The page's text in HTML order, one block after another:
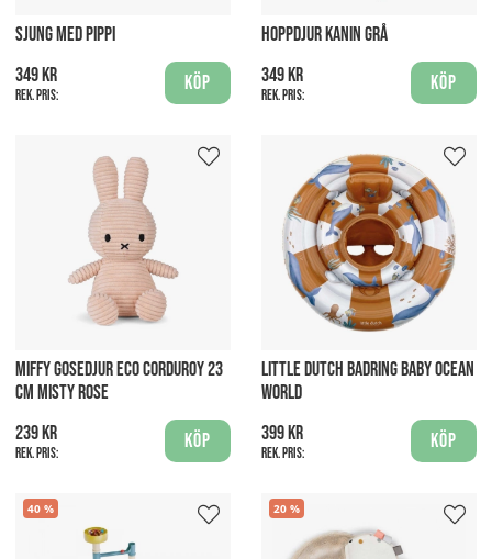
SJUNG MED PIPPI
349 kr
Rek. pris:
Köp
HOPPDJUR KANIN GRÅ
349 kr
Rek. pris:
Köp
MIFFY GOSEDJUR ECO CORDUROY 23
CM MISTY ROSE
239 kr
Rek. pris:
Köp
LITTLE DUTCH BADRING BABY OCEAN
WORLD
399 kr
Rek. pris:
Köp
40 20